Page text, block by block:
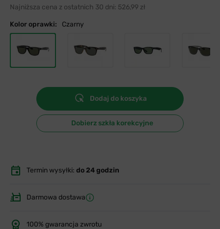
Najniższa cena z ostatnich 30 dni: 526,99 zł
Kolor oprawki: Czarny
Dodaj do koszyka
Dobierz szkła korekcyjne
Termin wysyłki: do 24 godzin
Darmowa dostawa
100% gwarancja zwrotu